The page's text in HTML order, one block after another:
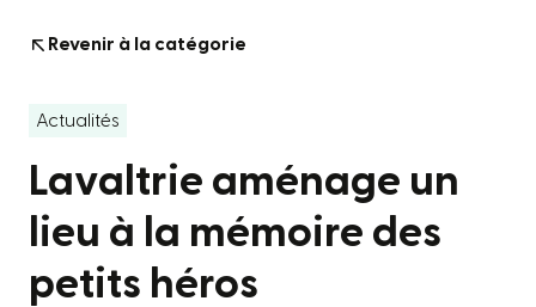
Revenir à la catégorie
Actualités
Lavaltrie aménage un
lieu à la mémoire des
petits héros